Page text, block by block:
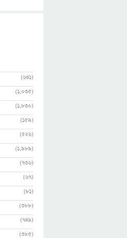
(641)
(1,035)
(1,830)
(159)
(526)
(1,989)
(736)
(67)
(81)
(388)
(749)
(385)